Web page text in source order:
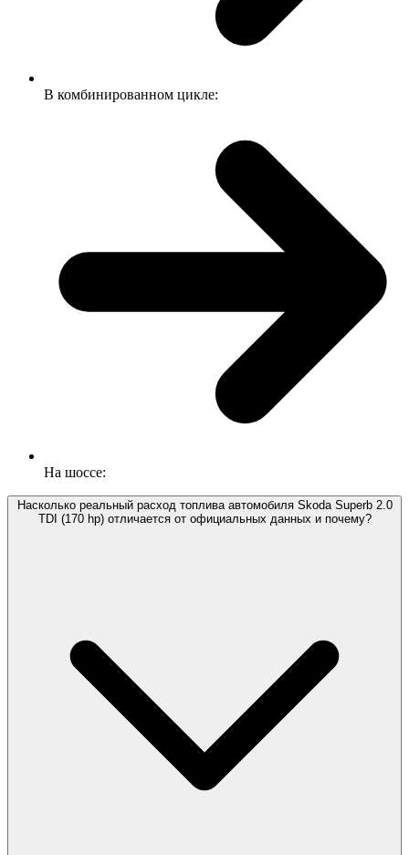
В комбинированном цикле:
На шоссе:
Насколько реальный расход топлива автомобиля Skoda Superb 2.0
TDI (170 hp) отличается от официальных данных и почему?